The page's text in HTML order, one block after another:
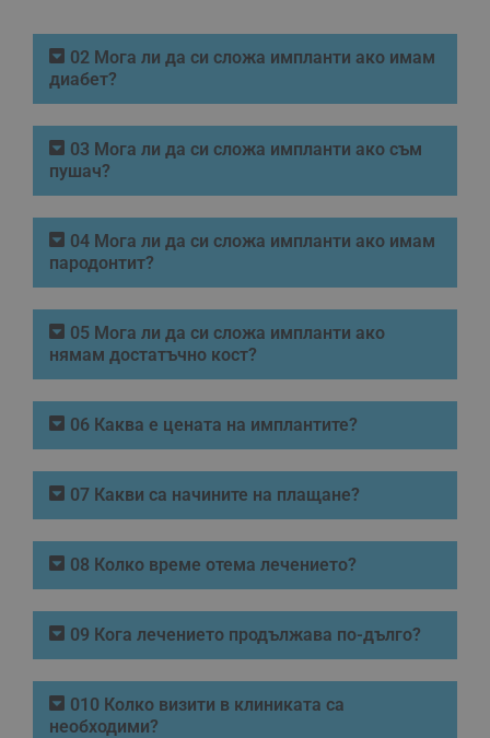
02 Мога ли да си сложа импланти ако имам
диабет?
03 Мога ли да си сложа импланти ако съм
пушач?
04 Мога ли да си сложа импланти ако имам
пародонтит?
05 Мога ли да си сложа импланти ако
нямам достатъчно кост?
06 Каква е цената на имплантите?
07 Какви са начините на плащане?
08 Колко време отема лечението?
09 Кога лечението продължава по-дълго?
010 Колко визити в клиниката са
необходими?